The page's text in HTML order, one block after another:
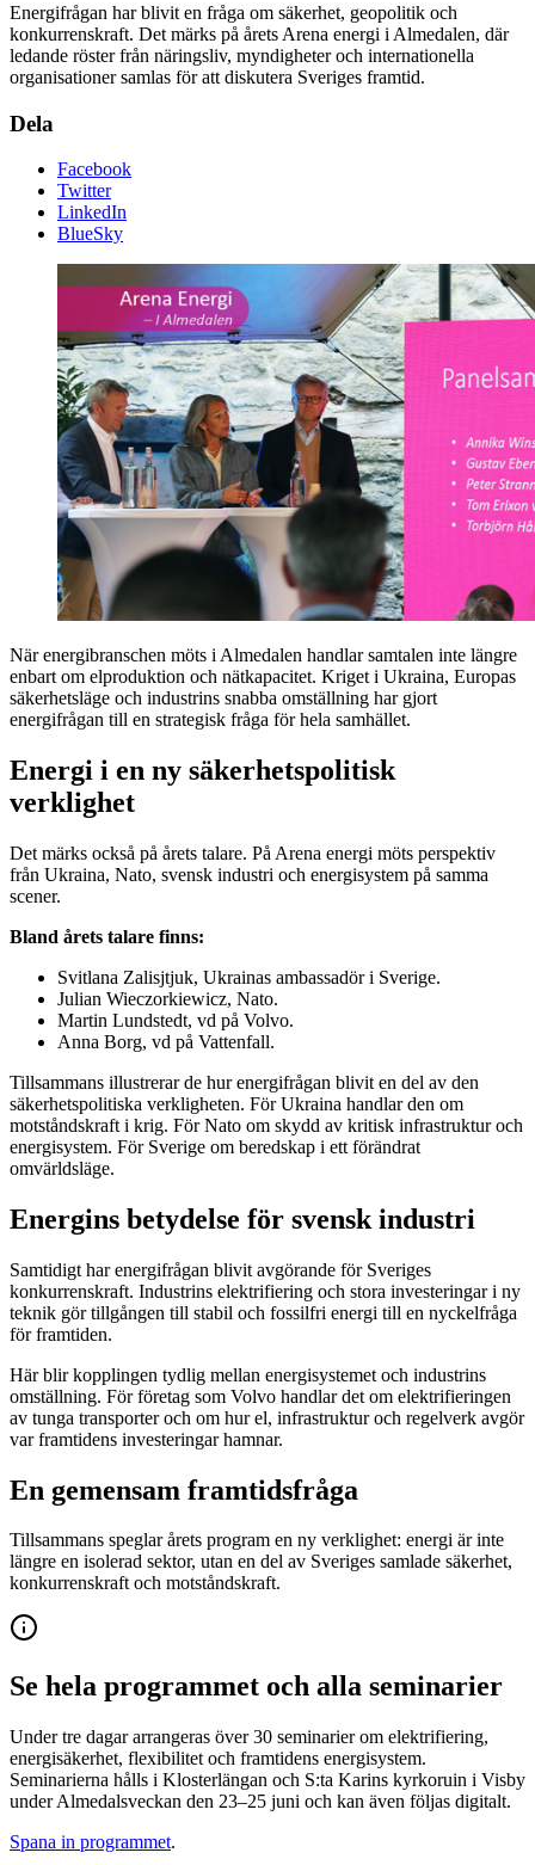
Energifrågan har blivit en fråga om säkerhet, geopolitik och
konkurrenskraft. Det märks på årets Arena energi i Almedalen, där
ledande röster från näringsliv, myndigheter och internationella
organisationer samlas för att diskutera Sveriges framtid.
Dela
Facebook
Twitter
LinkedIn
BlueSky
När energibranschen möts i Almedalen handlar samtalen inte längre
enbart om elproduktion och nätkapacitet. Kriget i Ukraina, Europas
säkerhetsläge och industrins snabba omställning har gjort
energifrågan till en strategisk fråga för hela samhället.
Energi i en ny säkerhetspolitisk
verklighet
Det märks också på årets talare. På Arena energi möts perspektiv
från Ukraina, Nato, svensk industri och energisystem på samma
scener.
Bland årets talare finns:
Svitlana Zalisjtjuk, Ukrainas ambassadör i Sverige.
Julian Wieczorkiewicz, Nato.
Martin Lundstedt, vd på Volvo.
Anna Borg, vd på Vattenfall.
Tillsammans illustrerar de hur energifrågan blivit en del av den
säkerhetspolitiska verkligheten. För Ukraina handlar den om
motståndskraft i krig. För Nato om skydd av kritisk infrastruktur och
energisystem. För Sverige om beredskap i ett förändrat
omvärldsläge.
Energins betydelse för svensk industri
Samtidigt har energifrågan blivit avgörande för Sveriges
konkurrenskraft. Industrins elektrifiering och stora investeringar i ny
teknik gör tillgången till stabil och fossilfri energi till en nyckelfråga
för framtiden.
Här blir kopplingen tydlig mellan energisystemet och industrins
omställning. För företag som Volvo handlar det om elektrifieringen
av tunga transporter och om hur el, infrastruktur och regelverk avgör
var framtidens investeringar hamnar.
En gemensam framtidsfråga
Tillsammans speglar årets program en ny verklighet: energi är inte
längre en isolerad sektor, utan en del av Sveriges samlade säkerhet,
konkurrenskraft och motståndskraft.
Se hela programmet och alla seminarier
Under tre dagar arrangeras över 30 seminarier om elektrifiering,
energisäkerhet, flexibilitet och framtidens energisystem.
Seminarierna hålls i Klosterlängan och S:ta Karins kyrkoruin i Visby
under Almedalsveckan den 23–25 juni och kan även följas digitalt.
Spana in programmet.